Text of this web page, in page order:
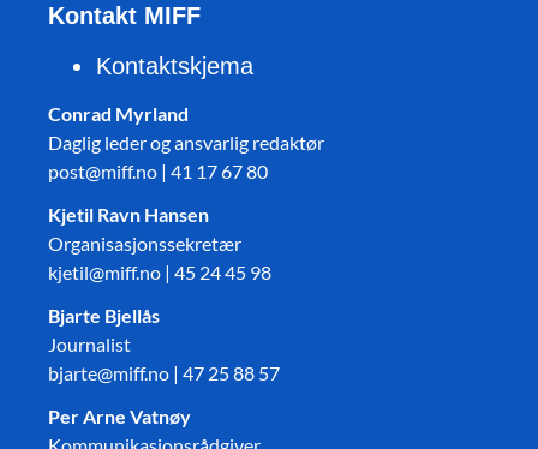
Kontakt MIFF
Kontaktskjema
Conrad Myrland
Daglig leder og ansvarlig redaktør
post@miff.no | 41 17 67 80
Kjetil Ravn Hansen
Organisasjonssekretær
kjetil@miff.no | 45 24 45 98
Bjarte Bjellås
Journalist
bjarte@miff.no | 47 25 88 57
Per Arne Vatnøy